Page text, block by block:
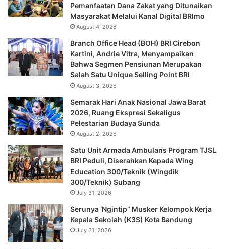
Pemanfaatan Dana Zakat yang Ditunaikan
Masyarakat Melalui Kanal Digital BRImo
August 4, 2026
Branch Office Head (BOH) BRI Cirebon
Kartini, Andrie Vitra, Menyampaikan
Bahwa Segmen Pensiunan Merupakan
Salah Satu Unique Selling Point BRI
August 3, 2026
Semarak Hari Anak Nasional Jawa Barat
2026, Ruang Ekspresi Sekaligus
Pelestarian Budaya Sunda
August 2, 2026
Satu Unit Armada Ambulans Program TJSL
BRI Peduli, Diserahkan Kepada Wing
Education 300/Teknik (Wingdik
300/Teknik) Subang
July 31, 2026
Serunya ‘Ngintip” Musker Kelompok Kerja
Kepala Sekolah (K3S) Kota Bandung
July 31, 2026